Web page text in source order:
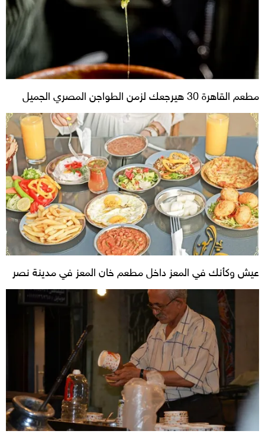
مطعم القاهرة 30 هيرجعك لزمن الطواجن المصري الجميل
عيش وكأنك في المعز داخل مطعم خان المعز في مدينة نصر